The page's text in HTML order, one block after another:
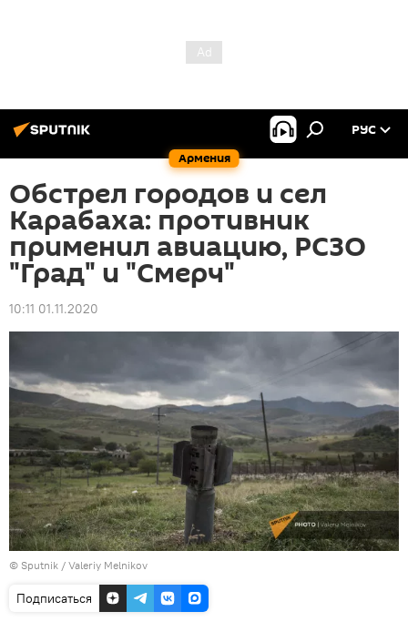
Армения
РУС
Обстрел городов и сел
Карабаха: противник
применил авиацию, РСЗО
"Град" и "Смерч"
10:11 01.11.2020
© Sputnik / Valeriy Melnikov
Подписаться